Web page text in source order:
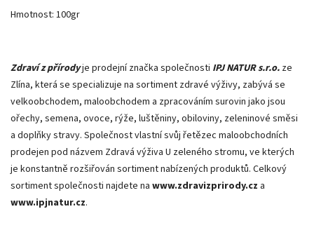
Hmotnost: 100gr
Zdraví z přírodyje prodejní značka společnosti IPJ NATUR s.r.o. ze
Zlína, která se specializuje na sortiment zdravé výživy, zabývá se
velkoobchodem, maloobchodem a zpracováním surovin jako jsou
ořechy, semena, ovoce, rýže, luštěniny, obiloviny, zeleninové směsi
a doplňky stravy. Společnost vlastní svůj řetězec maloobchodních
prodejen pod názvem Zdravá výživa U zeleného stromu, ve kterých
je konstantně rozšiřován sortiment nabízených produktů. Celkový
sortiment společnosti najdete na www.zdravizprirody.cz a
www.ipjnatur.cz.